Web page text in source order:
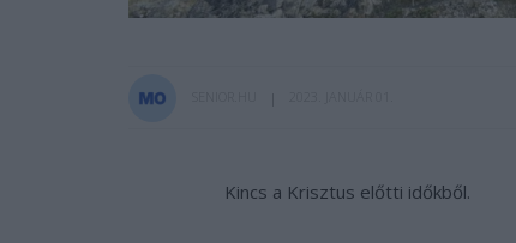
Kincs a Krisztus előtti időkből.